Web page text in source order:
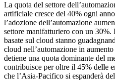
La quota del settore
artificiale cresce del 40% ogni
l’adozione dell’automazione
settore manifatturiero con un
basate sul cloud stanno
cloud nell’automazione in
detiene una quota dominante del
contribuisce per oltre il 45% delle
che l’Asia-Pacifico si espanderà